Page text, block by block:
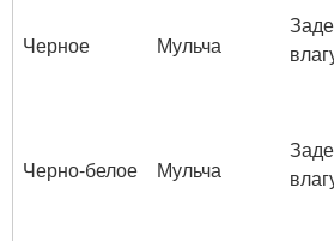
Черное Мульча
Черно-белое Мульча